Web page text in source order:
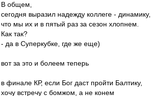
В общем,
сегодня выразил надежду коллеге - динамику,
что мы их и в пятый раз за сезон хлопнем.
Как так?
- да в Суперкубке, где же еще)
вот за это и болеем теперь
в финале КР, если Бог даст пройти Балтику,
хочу встречу с бомжом, а не конем